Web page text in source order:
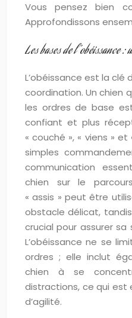
Vous pensez bien
Approfondissons
Les bases de l’obéissance :
L’obéissance est la clé
coordination. Un chien
les ordres de base
confiant et plus
« couché », « viens »
simples
communication
chien sur le
« assis » peut être
obstacle délicat, tandis
crucial pour assurer
L’obéissance ne se
ordres ; elle inclut
chien à se
distractions, ce qui est
d’agilité.